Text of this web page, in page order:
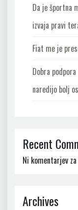
Da je športna
izvaja pravi
Fiat me je
Dobra
naredijo bolj
Recent
Ni komentarjev
Archives